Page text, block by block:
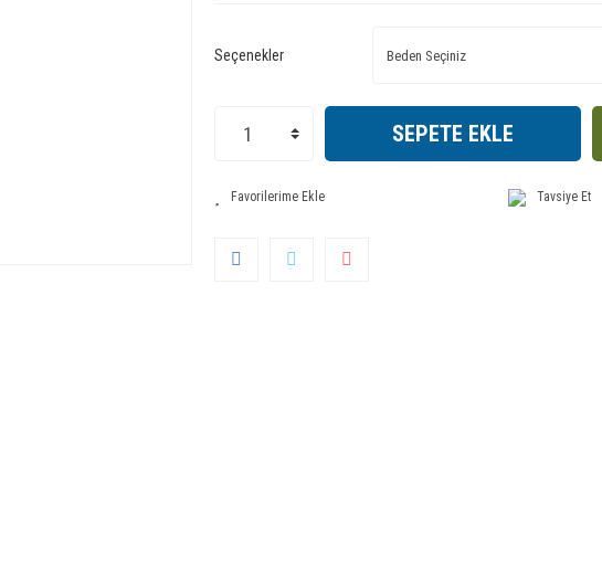
Seçenekler
SEPETE EKLE
Tavsiye Et